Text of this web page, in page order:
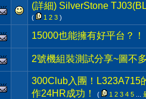
(詳細) SilverStone
( 1 2 3 )
15000也能擁有好平台？！
2號機組裝測試分享~圖不
300Club入團！L323A715
作24HR成功！
( 1 2 3 4 5